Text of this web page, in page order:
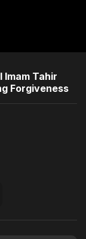
Imam Tahir
Forgiveness